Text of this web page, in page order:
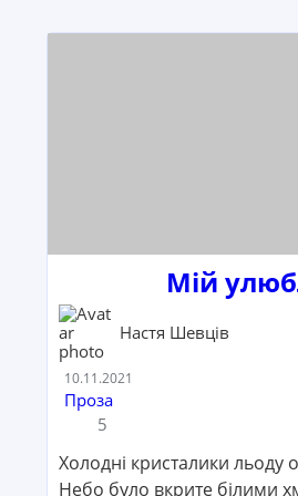
Мій
Настя Шевців
Дата:
10.11.2021
Категорія:
Проза
Кількість коментарів:
5
Холодні кристалики льоду
Небо було вкрите білими